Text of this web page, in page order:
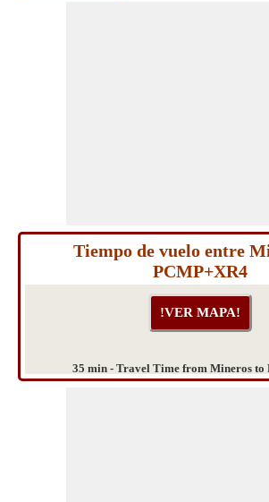
Tiempo de vuelo entre
PCMP+XR4
35 min - Travel Time from Mineros to